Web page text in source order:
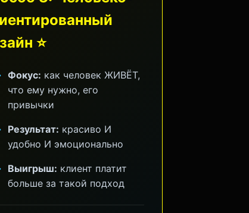
⭐
Фокус: как человек ЖИВЁТ,
что ему нужно, его
привычки
Результат: красиво И
удобно И эмоционально
Выигрыш: клиент платит
больше за такой подход